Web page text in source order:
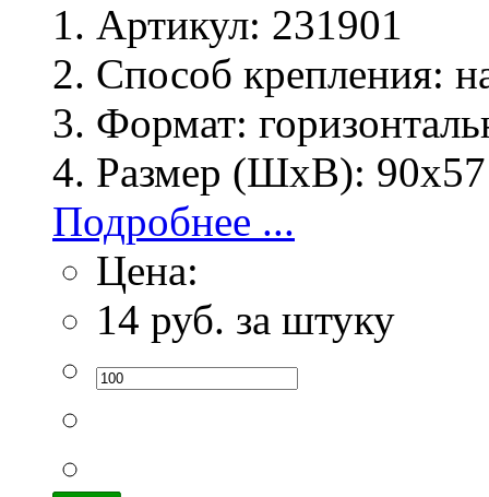
Артикул: 231901
Способ крепления:
Формат:
Размер (ШхВ):
Подробнее ...
Цена:
14 руб. за штуку